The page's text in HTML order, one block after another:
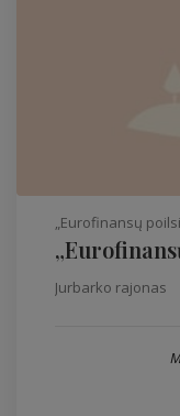
„Eurofinansų
Jurbarko rajonas